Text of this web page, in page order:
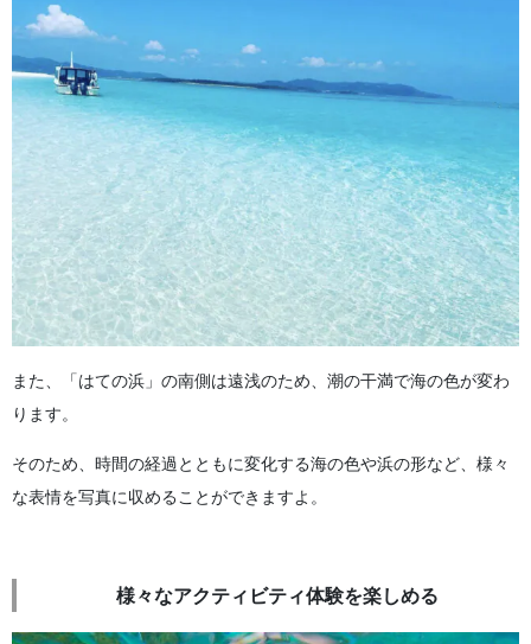
また、「はての浜」の南側は遠浅のため、潮の干満で海の色が変わ
ります。
そのため、時間の経過とともに変化する海の色や浜の形など、様々
な表情を写真に収めることができますよ。
様々なアクティビティ体験を楽しめる